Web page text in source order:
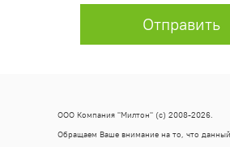
Отправить
ООО Компания "Милтон" (с) 2008-2026.
Обращаем Ваше внимание на то, что